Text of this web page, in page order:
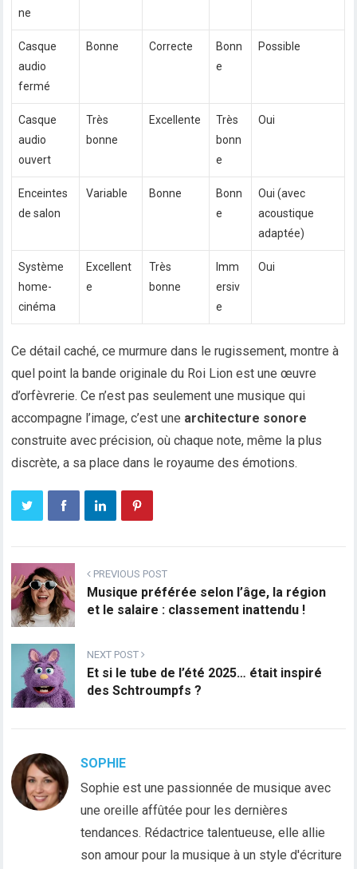
ne
Casque
audio
fermé
Bonne Correcte
Bonn
e
Possible
Casque
audio
ouvert
Très
bonne
Excellente
Très
bonn
e
Oui
Enceintes
de salon
Variable Bonne
Bonn
e
Oui (avec
acoustique
adaptée)
Système
home-
cinéma
Excellent
e
Très
bonne
Imm
ersiv
e
Oui
Ce détail caché, ce murmure dans le rugissement, montre à
quel point la bande originale du Roi Lion est une œuvre
d’orfèvrerie. Ce n’est pas seulement une musique qui
accompagne l’image, c’est une architecture sonore
construite avec précision, où chaque note, même la plus
discrète, a sa place dans le royaume des émotions.
PREVIOUS POST
Musique préférée selon l’âge, la région
et le salaire : classement inattendu !
NEXT POST
Et si le tube de l’été 2025… était inspiré
des Schtroumpfs ?
SOPHIE
Sophie est une passionnée de musique avec
une oreille affûtée pour les dernières
tendances. Rédactrice talentueuse, elle allie
son amour pour la musique à un style d'écriture